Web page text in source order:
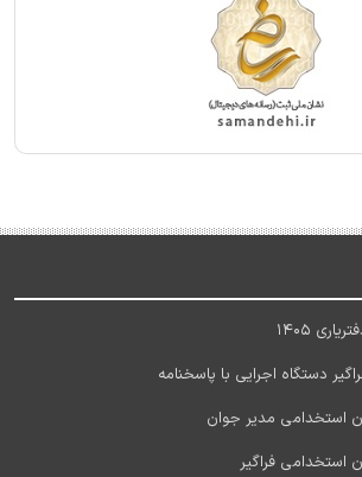
1405
دستگاه اجرایی با پاسخنامه
استخدامی مدیر جوان
استخدامی فراگیر